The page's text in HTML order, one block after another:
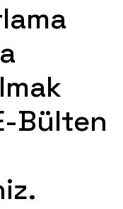
Bülten